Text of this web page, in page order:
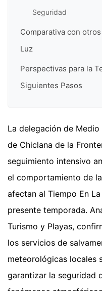
Seguridad
Comparativa con
Luz
Perspectivas para la
Siguientes Pasos
La delegación de
de Chiclana de la
seguimiento intensivo
el comportamiento de
afectan al Tiempo En
presente temporada.
Turismo y Playas,
los servicios de
meteorológicas locales
garantizar la seguridad